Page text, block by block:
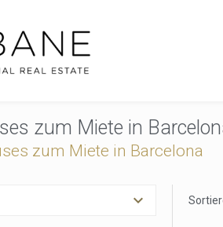
zum Miete in
zum Miete in Barcelona